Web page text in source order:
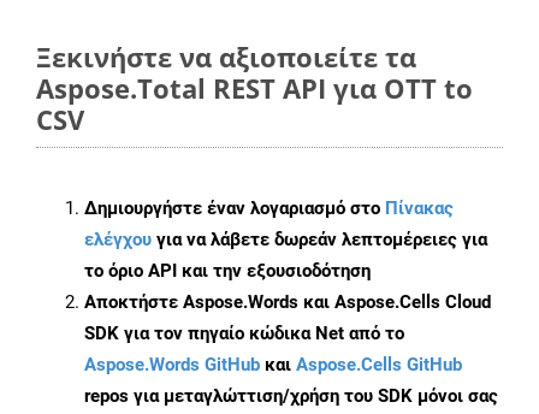
Ξεκινήστε να αξιοποιείτε τα
Aspose.Total REST API για OTT to
CSV
Δημιουργήστε έναν λογαριασμό στο Πίνακας
ελέγχου για να λάβετε δωρεάν λεπτομέρειες για
το όριο API και την εξουσιοδότηση
Αποκτήστε Aspose.Words και Aspose.Cells Cloud
SDK για τον πηγαίο κώδικα Net από το
Aspose.Words GitHub και Aspose.Cells GitHub
repos για μεταγλώττιση/χρήση του SDK μόνοι σας